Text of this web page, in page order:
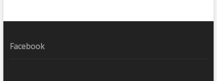
Facebook